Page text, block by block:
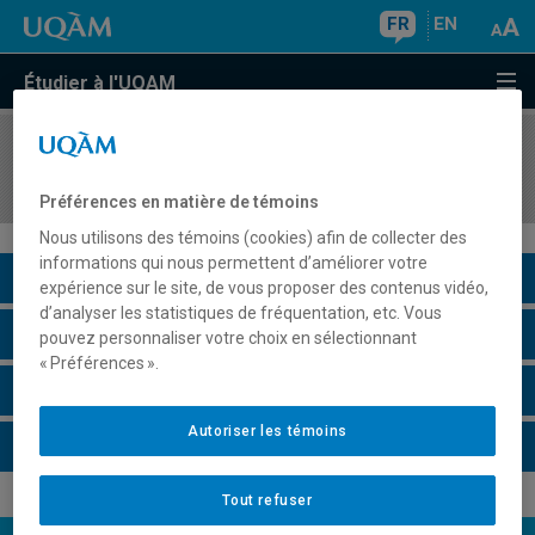
FR EN
Étudier à l'UQAM
COURS//
Description du cours
Horaire - Été 2026
Préférences en matière de témoins
Nous utilisons des témoins (cookies) afin de collecter des
informations qui nous permettent d’améliorer votre
expérience sur le site, de vous proposer des contenus vidéo,
d’analyser les statistiques de fréquentation, etc. Vous
pouvez personnaliser votre choix en sélectionnant
« Préférences ».
Tout refuser
Autoriser les témoins